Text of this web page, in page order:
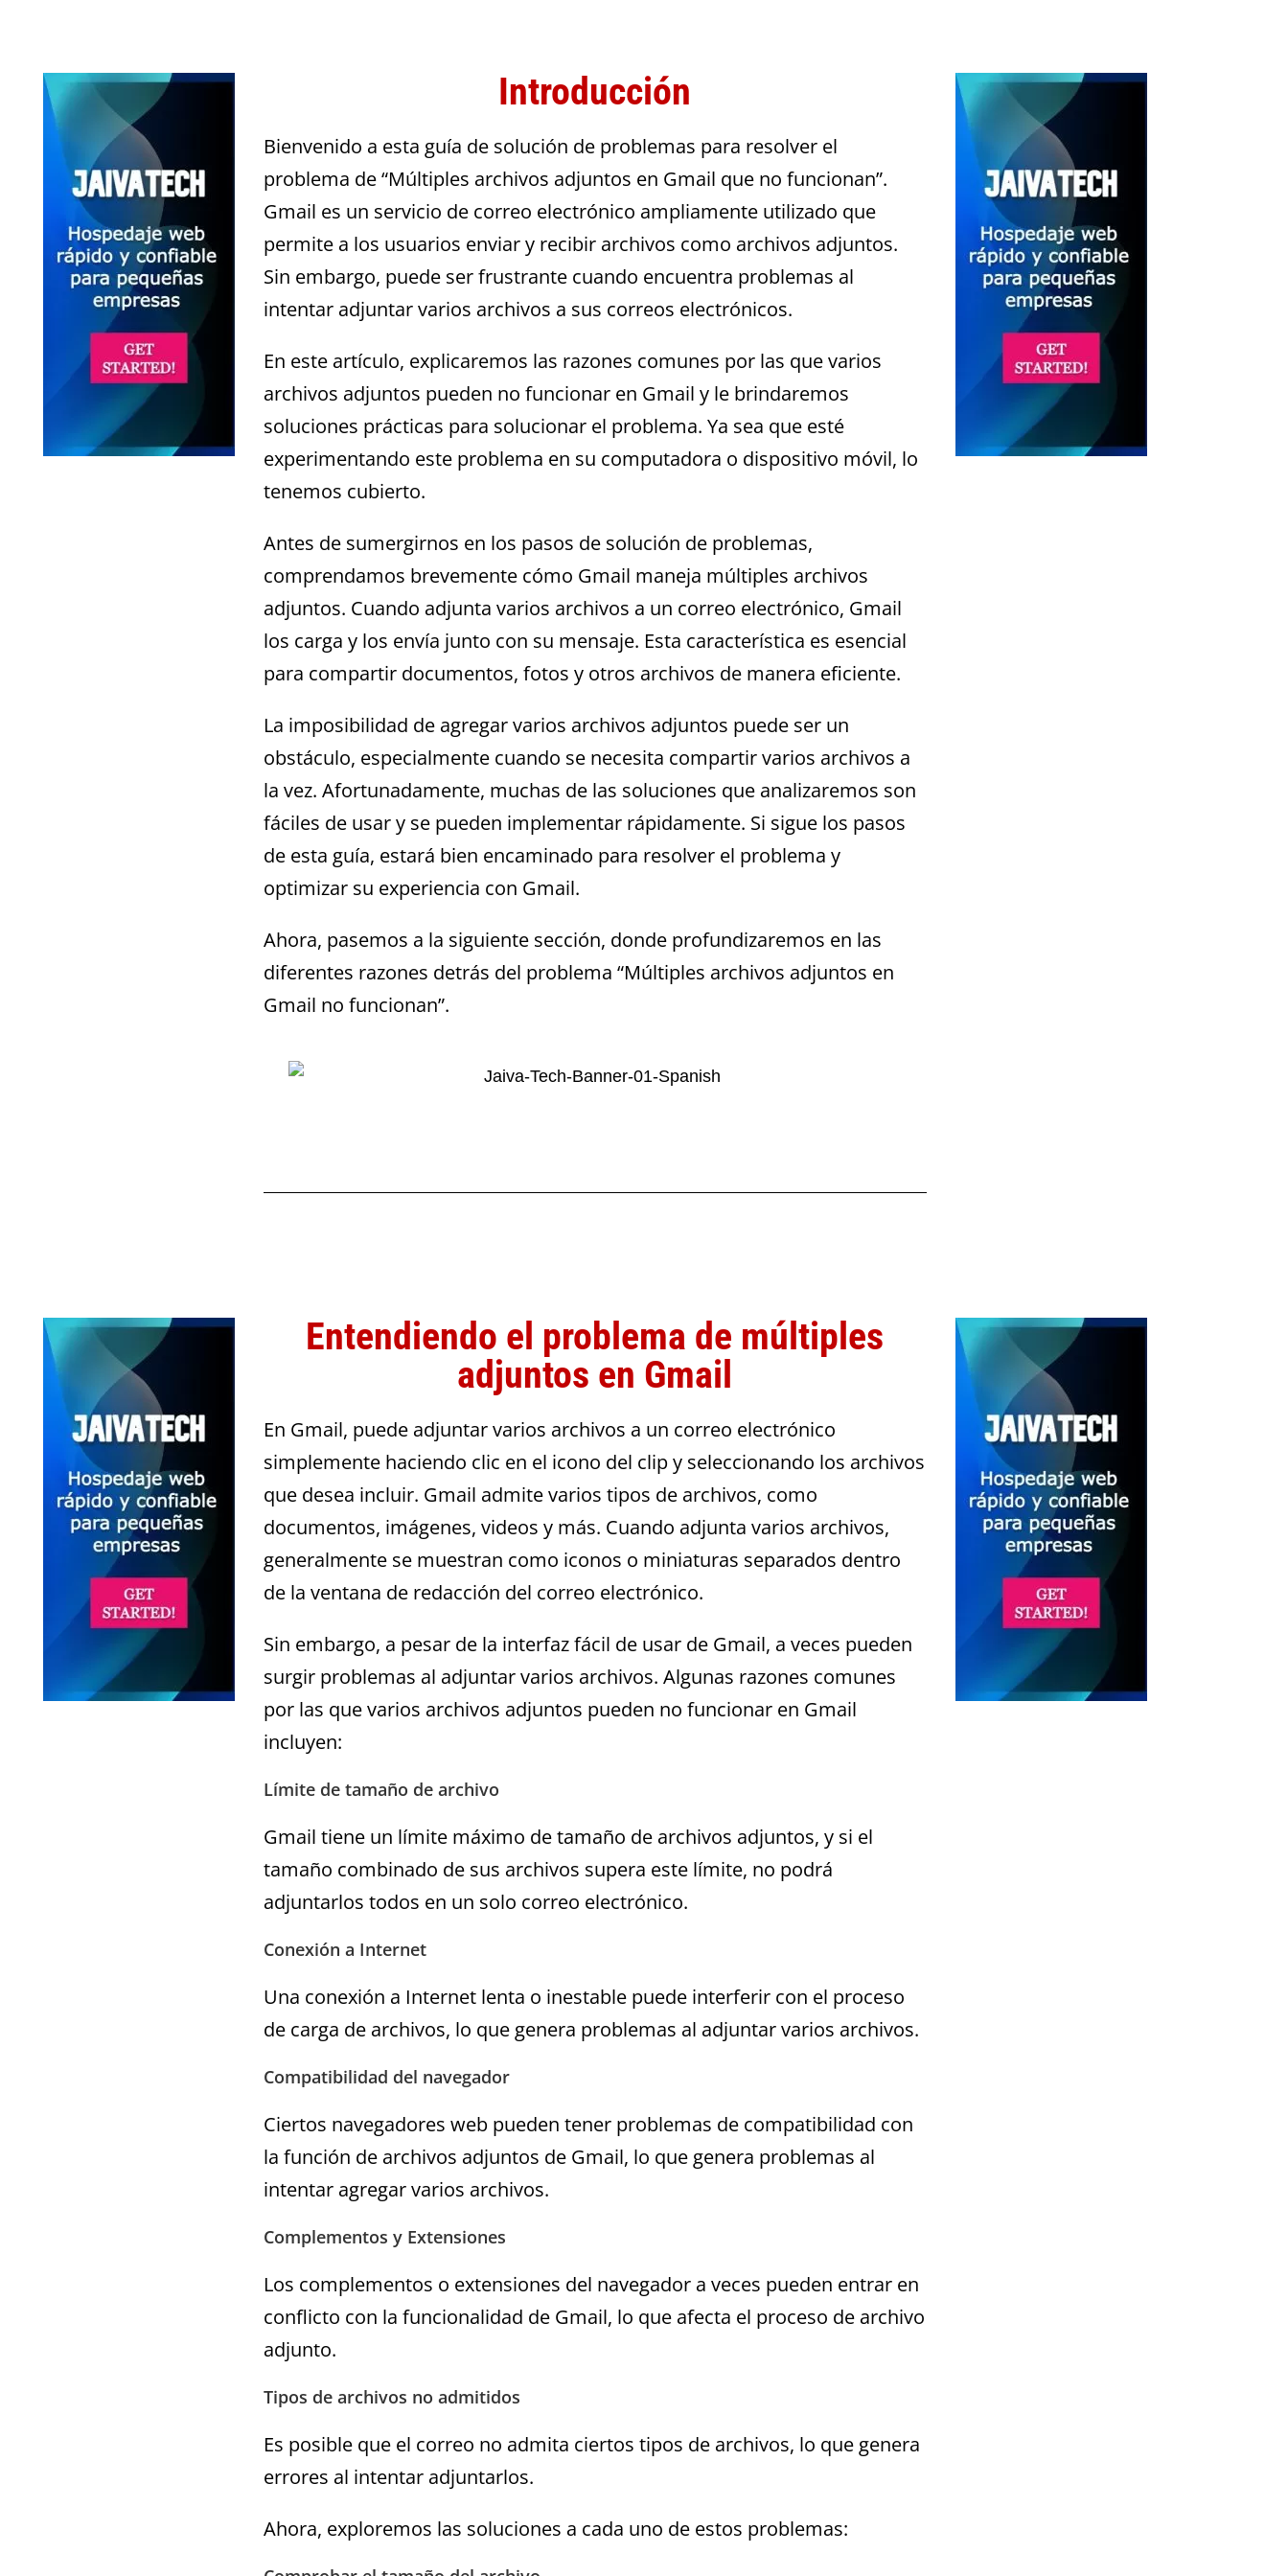
Introducción
Bienvenido a esta guía de solución de problemas para resolver el
problema de “Múltiples archivos adjuntos en Gmail que no funcionan”.
Gmail es un servicio de correo electrónico ampliamente utilizado que
permite a los usuarios enviar y recibir archivos como archivos adjuntos.
Sin embargo, puede ser frustrante cuando encuentra problemas al
intentar adjuntar varios archivos a sus correos electrónicos.
En este artículo, explicaremos las razones comunes por las que varios
archivos adjuntos pueden no funcionar en Gmail y le brindaremos
soluciones prácticas para solucionar el problema. Ya sea que esté
experimentando este problema en su computadora o dispositivo móvil, lo
tenemos cubierto.
Antes de sumergirnos en los pasos de solución de problemas,
comprendamos brevemente cómo Gmail maneja múltiples archivos
adjuntos. Cuando adjunta varios archivos a un correo electrónico, Gmail
los carga y los envía junto con su mensaje. Esta característica es esencial
para compartir documentos, fotos y otros archivos de manera eficiente.
La imposibilidad de agregar varios archivos adjuntos puede ser un
obstáculo, especialmente cuando se necesita compartir varios archivos a
la vez. Afortunadamente, muchas de las soluciones que analizaremos son
fáciles de usar y se pueden implementar rápidamente. Si sigue los pasos
de esta guía, estará bien encaminado para resolver el problema y
optimizar su experiencia con Gmail.
Ahora, pasemos a la siguiente sección, donde profundizaremos en las
diferentes razones detrás del problema “Múltiples archivos adjuntos en
Gmail no funcionan”.
Entendiendo el problema de múltiples
adjuntos en Gmail
En Gmail, puede adjuntar varios archivos a un correo electrónico
simplemente haciendo clic en el icono del clip y seleccionando los archivos
que desea incluir. Gmail admite varios tipos de archivos, como
documentos, imágenes, videos y más. Cuando adjunta varios archivos,
generalmente se muestran como iconos o miniaturas separados dentro
de la ventana de redacción del correo electrónico.
Sin embargo, a pesar de la interfaz fácil de usar de Gmail, a veces pueden
surgir problemas al adjuntar varios archivos. Algunas razones comunes
por las que varios archivos adjuntos pueden no funcionar en Gmail
incluyen:
Límite de tamaño de archivo
Gmail tiene un límite máximo de tamaño de archivos adjuntos, y si el
tamaño combinado de sus archivos supera este límite, no podrá
adjuntarlos todos en un solo correo electrónico.
Conexión a Internet
Una conexión a Internet lenta o inestable puede interferir con el proceso
de carga de archivos, lo que genera problemas al adjuntar varios archivos.
Compatibilidad del navegador
Ciertos navegadores web pueden tener problemas de compatibilidad con
la función de archivos adjuntos de Gmail, lo que genera problemas al
intentar agregar varios archivos.
Complementos y Extensiones
Los complementos o extensiones del navegador a veces pueden entrar en
conflicto con la funcionalidad de Gmail, lo que afecta el proceso de archivo
adjunto.
Tipos de archivos no admitidos
Es posible que el correo no admita ciertos tipos de archivos, lo que genera
errores al intentar adjuntarlos.
Ahora, exploremos las soluciones a cada uno de estos problemas: